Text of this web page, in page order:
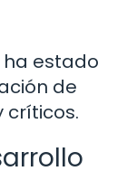
ha estado
de
críticos.